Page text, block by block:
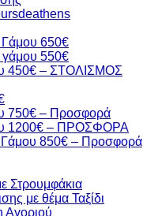
650€
550€
450€ – ΣΤΟΛΙΣΜΟΣ
750€ – Προσφορά
1200€ – ΠΡΟΣΦΟΡΑ
Γάμου 850€ – Προσφορά
Στρουμφάκια
με θέμα Ταξίδι
Αγοριού